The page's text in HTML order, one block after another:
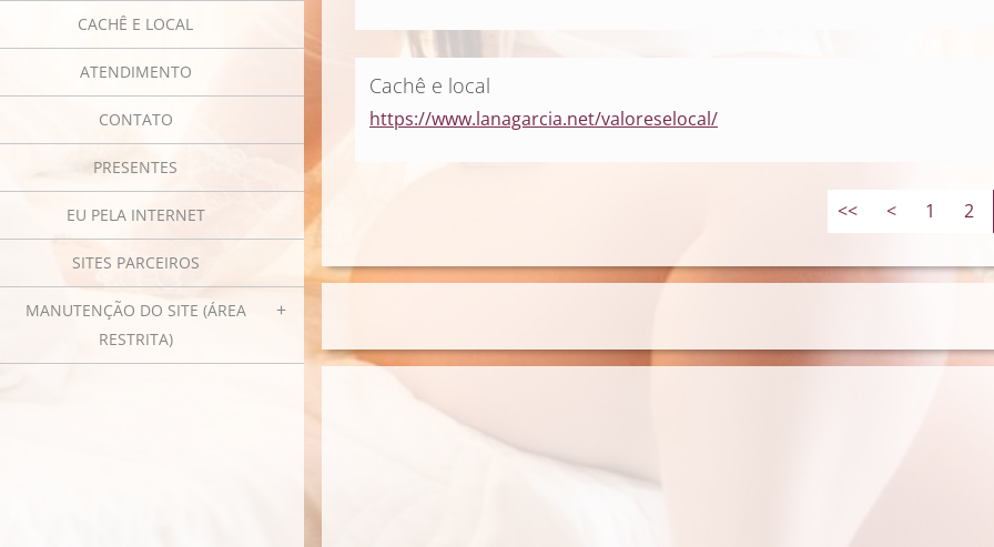
CACHÊ E LOCAL
ATENDIMENTO
CONTATO
PRESENTES
EU PELA INTERNET
SITES PARCEIROS
MANUTENÇÃO DO SITE (ÁREA
RESTRITA)
Cachê e local
https://www.lanagarcia.net/valoreselocal/
<< < 1 2